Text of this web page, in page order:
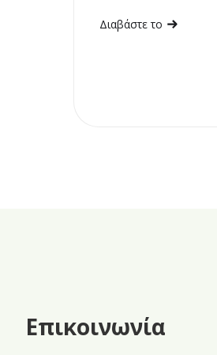
πλούσια γεύση
Διαβάστε το
Επικοινωνία